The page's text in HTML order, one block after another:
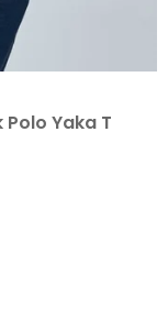
Yaka T